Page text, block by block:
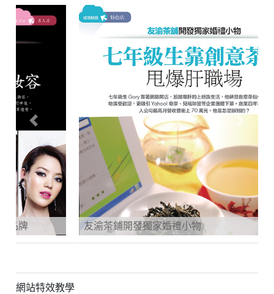
友渝茶鋪開發獨家婚禮小物
Previous
網站特效教學